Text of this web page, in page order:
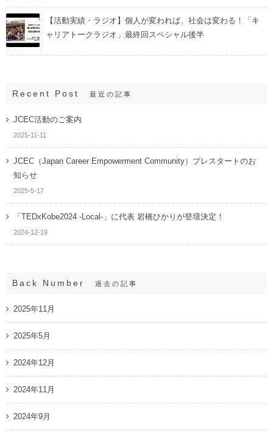
【活動実績・ラジオ】個人が変われば、社会は変わる！「キ
ャリアトークラジオ」最終回スペシャル後半
Recent Post 最近の記事
JCEC活動のご案内
2025-11-11
JCEC（Japan Career Empowerment Community）プレスタートのお
知らせ
2025-5-17
「TEDxKobe2024 -Local-」に代表 岩橋ひかりが登壇決定！
2024-12-19
Back Number 過去の記事
2025年11月
2025年5月
2024年12月
2024年11月
2024年9月